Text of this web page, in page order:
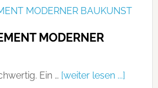
MODERNER
Ein … [weiter lesen ...]